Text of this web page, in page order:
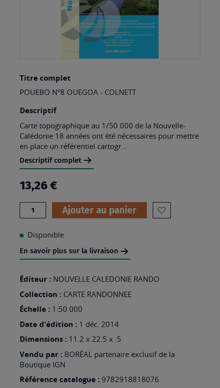
to
the
beginning
of
the
images
gallery
Titre complet
POUEBO N°8 OUEGOA - COLNETT
Descriptif
Carte topographique au 1/50 000 de la Nouvelle-
Calédonie 18 années ont été nécessaires pour mettre
en place un référentiel cartogr...
Descriptif complet
13,26 €
Quantité Ajouter au panier
AJOUTER
Disponible
En savoir plus sur la livraison
Éditeur : NOUVELLE CALEDONIE RANDO
Collection : CARTE RANDONNEE
Échelle : 1:50 000
Date d'édition : 1 déc. 2014
Dimensions : 11.2 x 22.5 x .5
Vendu par : BORÉAL partenaire exclusif de la
Boutique IGN
Référence catalogue : 9782918818076